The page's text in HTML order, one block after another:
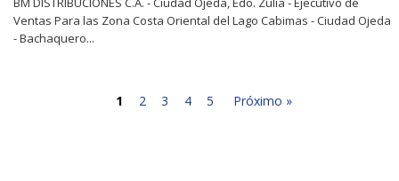
Ventas Para las Zona Costa Oriental del Lago Cabimas - Ciudad Ojeda
- Bachaquero...
1 2 3 4 5 Próximo »